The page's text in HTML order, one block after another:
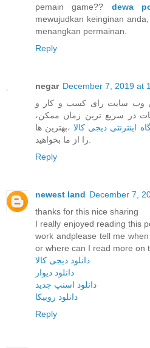
pemain game?? dewa
mewujudkan keinginan
menangkan permainan.
Reply
negar December 7, 2019 at
وب سایت رای کسب و کار و
در سریع ترین زمان ممکن،
اینترنتی دیجی کالا،بهترین ها
Reply
newest land December 7,
thanks for this nice sharing
I really enjoyed reading this
work andplease tell me
or where can I read more on
دانلود دیجی کالا
دانلود دیوار
دانلود اسنپ جدید
دانلود روبیکا
Reply